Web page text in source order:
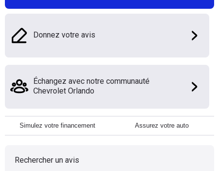
Donnez votre avis
Échangez avec notre communauté
Chevrolet Orlando
Simulez votre financement Assurez votre auto
Rechercher un avis